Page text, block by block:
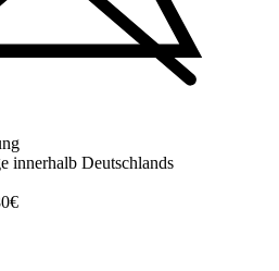
innerhalb Deutschlands